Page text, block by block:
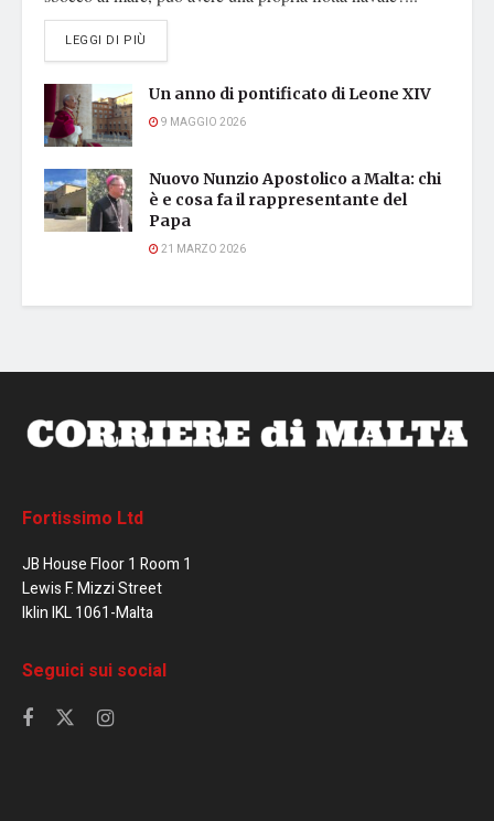
LEGGI DI PIÙ
Un anno di pontificato di Leone XIV
9 MAGGIO 2026
Nuovo Nunzio Apostolico a Malta: chi
è e cosa fa il rappresentante del
Papa
21 MARZO 2026
Fortissimo Ltd
JB House Floor 1 Room 1
Lewis F. Mizzi Street
Iklin IKL 1061-Malta
Seguici sui social